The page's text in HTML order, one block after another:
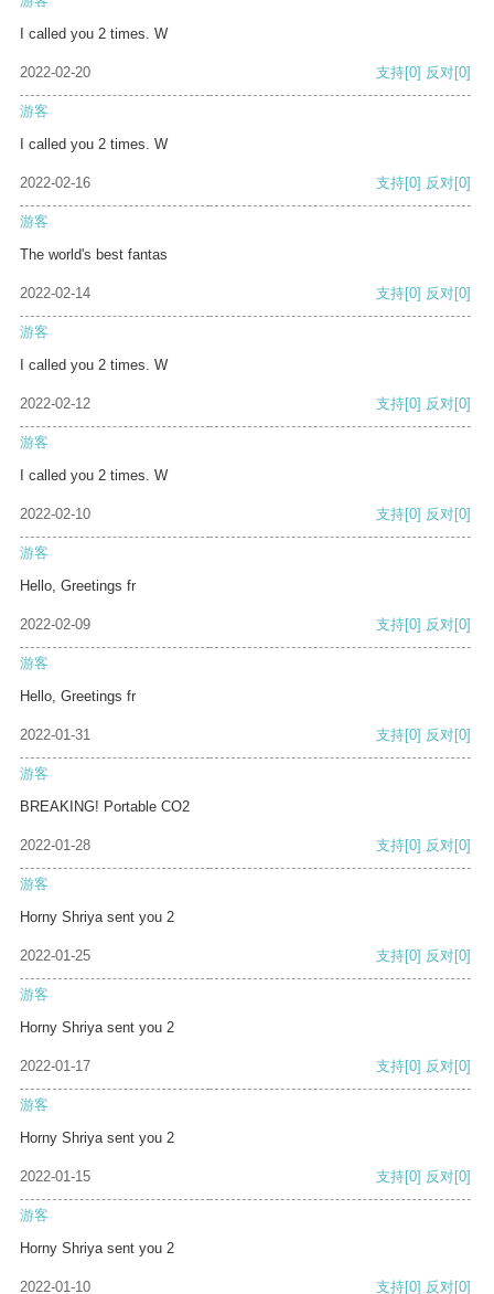
I called you 2 times. W
2022-02-20 支持[0] 反对[0]
游客
I called you 2 times. W
2022-02-16 支持[0] 反对[0]
游客
The world's best fantas
2022-02-14 支持[0] 反对[0]
游客
I called you 2 times. W
2022-02-12 支持[0] 反对[0]
游客
I called you 2 times. W
2022-02-10 支持[0] 反对[0]
游客
Hello, Greetings fr
2022-02-09 支持[0] 反对[0]
游客
Hello, Greetings fr
2022-01-31 支持[0] 反对[0]
游客
BREAKING! Portable CO2
2022-01-28 支持[0] 反对[0]
游客
Horny Shriya sent you 2
2022-01-25 支持[0] 反对[0]
游客
Horny Shriya sent you 2
2022-01-17 支持[0] 反对[0]
游客
Horny Shriya sent you 2
2022-01-15 支持[0] 反对[0]
游客
Horny Shriya sent you 2
2022-01-10 支持[0] 反对[0]